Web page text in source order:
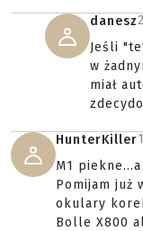
danesz
Jeśli
w
miał
HunterKiller
M1
Pomijam już
okulary
Bolle X800